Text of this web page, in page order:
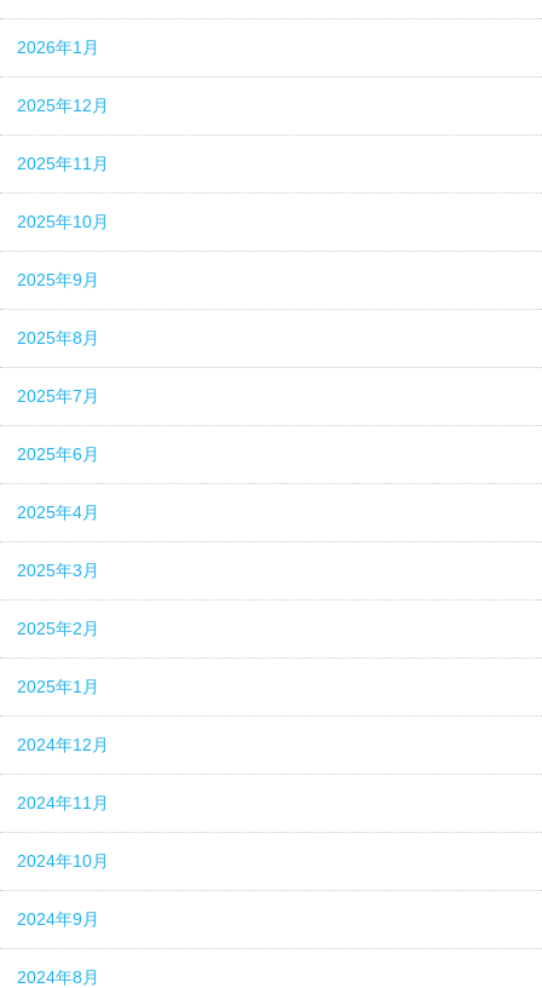
2026年1月
2025年12月
2025年11月
2025年10月
2025年9月
2025年8月
2025年7月
2025年6月
2025年4月
2025年3月
2025年2月
2025年1月
2024年12月
2024年11月
2024年10月
2024年9月
2024年8月